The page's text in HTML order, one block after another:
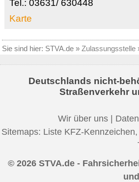
Tel.: 03631/ 630448
Karte
Sie sind hier: STVA.de » Zulassungsstelle
Deutschlands nicht-
Straßenverkehr
Wir über uns |
Sitemaps: Liste KFZ-Kennzeichen,
© 2026 STVA.de -